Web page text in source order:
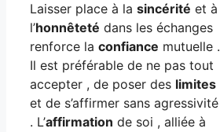
Laisser place à la sincérité et à
l’honnêteté dans les échanges
renforce la confiance mutuelle .
Il est préférable de ne pas tout
accepter , de poser des limites
et de s’affirmer sans agressivité
. L’affirmation de soi , alliée à